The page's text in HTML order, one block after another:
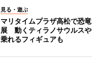
見る・遊ぶ
マリタイムプラザ高松で恐竜
展 動くティラノサウルスや
乗れるフィギュアも